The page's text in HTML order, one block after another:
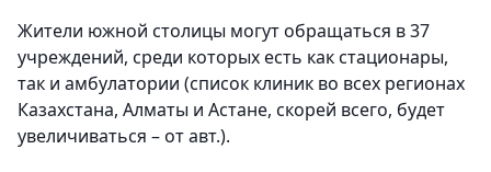
Жители южной столицы могут обращаться в 37
учреждений, среди которых есть как стационары,
так и амбулатории (список клиник во всех регионах
Казахстана, Алматы и Астане, скорей всего, будет
увеличиваться – от авт.).